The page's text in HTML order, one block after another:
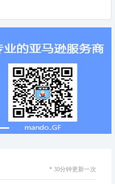
* 30分钟更新一次